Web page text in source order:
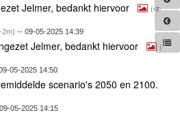
Jelmer, bedankt hiervoor
(
-2m) -- 09-05-2025 14:39
Jelmer, bedankt hiervoor
(
05-2025 14:50
scenario's 2050 en 2100.
05-2025 14:15